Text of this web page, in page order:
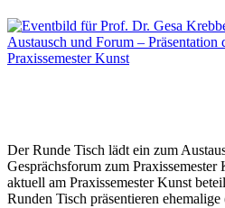
Der Runde Tisch lädt ein zum
Gesprächsforum zum
aktuell am Praxissemester Kunst
Runden Tisch präsentieren ehemalige